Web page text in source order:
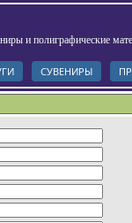
и полиграфические
СУВЕНИРЫ